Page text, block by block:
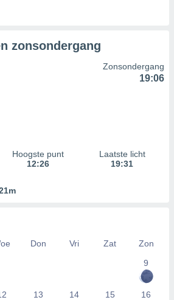
zonsondergang
Zonsondergang
19:06
Hoogste punt
12:26
Laatste licht
19:31
Don Vri Zat
Zon
9
13 14 15 16